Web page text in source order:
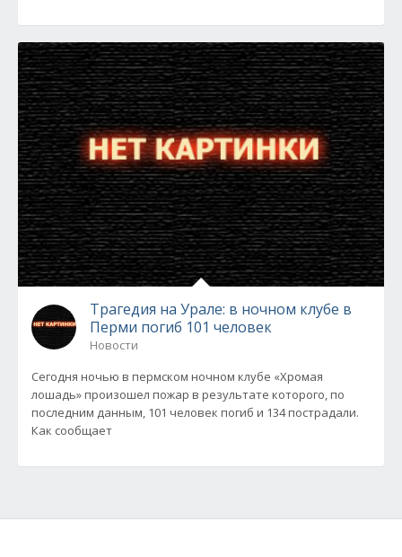
Трагедия на Урале: в ночном клубе в
Перми погиб 101 человек
Новости
Сегодня ночью в пермском ночном клубе «Хромая
лошадь» произошел пожар в результате которого, по
последним данным, 101 человек погиб и 134 пострадали.
Как сообщает